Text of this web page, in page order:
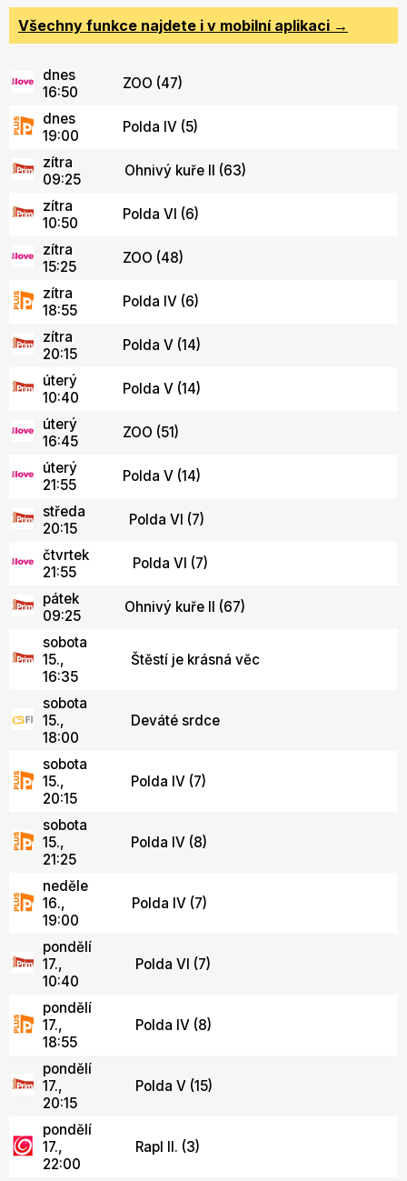
Všechny funkce najdete i v mobilní aplikaci →
dnes
16:50
ZOO (47)
dnes
19:00
Polda IV (5)
zítra
09:25
Ohnivý kuře II (63)
zítra
10:50
Polda VI (6)
zítra
15:25
ZOO (48)
zítra
18:55
Polda IV (6)
zítra
20:15
Polda V (14)
úterý
10:40
Polda V (14)
úterý
16:45
ZOO (51)
úterý
21:55
Polda V (14)
středa
20:15
Polda VI (7)
čtvrtek
21:55
Polda VI (7)
pátek
09:25
Ohnivý kuře II (67)
sobota
15.,
16:35
Štěstí je krásná věc
sobota
15.,
18:00
Deváté srdce
sobota
15.,
20:15
Polda IV (7)
sobota
15.,
21:25
Polda IV (8)
neděle
16.,
19:00
Polda IV (7)
pondělí
17.,
10:40
Polda VI (7)
pondělí
17.,
18:55
Polda IV (8)
pondělí
17.,
20:15
Polda V (15)
pondělí
17.,
22:00
Rapl II. (3)